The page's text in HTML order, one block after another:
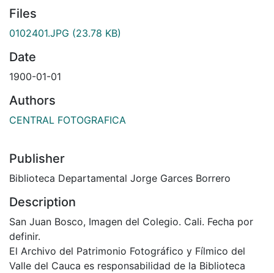
Files
0102401.JPG (23.78 KB)
Date
1900-01-01
Authors
CENTRAL FOTOGRAFICA
Publisher
Biblioteca Departamental Jorge Garces Borrero
Description
San Juan Bosco, Imagen del Colegio. Cali. Fecha por
definir.
El Archivo del Patrimonio Fotográfico y Fílmico del
Valle del Cauca es responsabilidad de la Biblioteca